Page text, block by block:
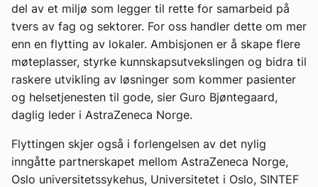
del av et miljø som legger til rette for samarbeid på
tvers av fag og sektorer. For oss handler dette om mer
enn en flytting av lokaler. Ambisjonen er å skape flere
møteplasser, styrke kunnskapsutvekslingen og bidra til
raskere utvikling av løsninger som kommer pasienter
og helsetjenesten til gode, sier Guro Bjøntegaard,
daglig leder i AstraZeneca Norge.
Flyttingen skjer også i forlengelsen av det nylig
inngåtte partnerskapet mellom AstraZeneca Norge,
Oslo universitetssykehus, Universitetet i Oslo, SINTEF